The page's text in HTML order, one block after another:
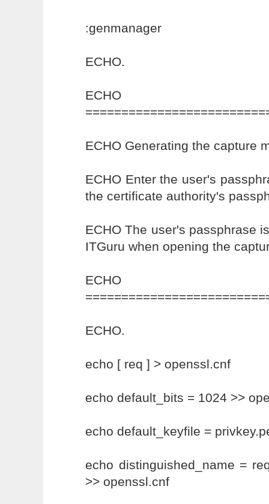
:genmanager
ECHO.
ECHO
ECHO Generating the capture
ECHO Enter the user's
the certificate authority's
ECHO The user's passphrase
ITGuru when opening the
ECHO
ECHO.
echo [ req ] > openssl.cnf
echo default_bits = 1024 >>
echo default_keyfile =
echo distinguished_name =
>> openssl.cnf